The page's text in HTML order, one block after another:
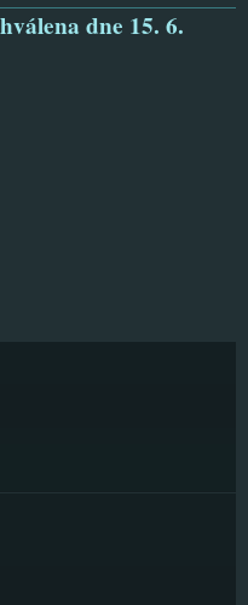
dne 15. 6.